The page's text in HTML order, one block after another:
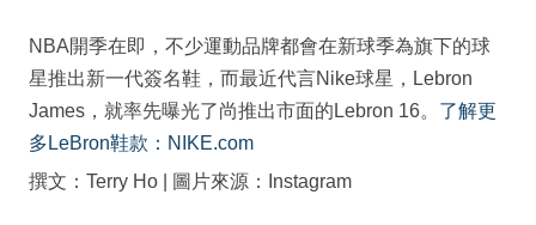
NBA開季在即，不少運動品牌都會在新球季為旗下的球
星推出新一代簽名鞋，而最近代言Nike球星，Lebron
James，就率先曝光了尚推出市面的Lebron 16。 了解更
多LeBron鞋款：NIKE.com
撰文：Terry Ho | 圖片來源：Instagram